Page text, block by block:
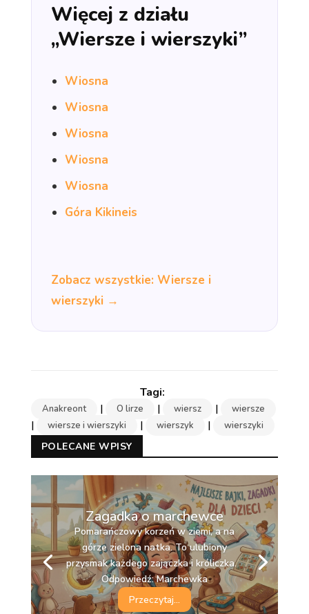
Więcej z działu
„Wiersze i wierszyki”
Wiosna
Wiosna
Wiosna
Wiosna
Wiosna
Góra Kikineis
Zobacz wszystkie: Wiersze i
wierszyki →
Anakreont | O lirze | wiersz | wiersze
| wiersze i wierszyki | wierszyk | wierszyki
POLECANE WPISY
Zagadka o marchewce
Pomarańczowy korzeń w ziemi, a na
górze zielona natka. To ulubiony
przysmak każdego zajączka i króliczka.
Odpowiedź: Marchewka
Przeczytaj...